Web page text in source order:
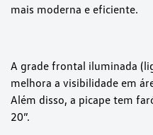
mais moderna e eficiente.
A grade frontal iluminada
melhora a visibilidade em
Além disso, a picape tem
20”.